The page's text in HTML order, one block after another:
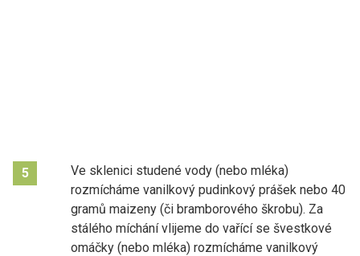
5
Ve sklenici studené vody (nebo mléka)
rozmícháme vanilkový pudinkový prášek nebo 40
gramů maizeny (či bramborového škrobu). Za
stálého míchání vlijeme do vařící se švestkové
omáčky (nebo mléka) rozmícháme vanilkový